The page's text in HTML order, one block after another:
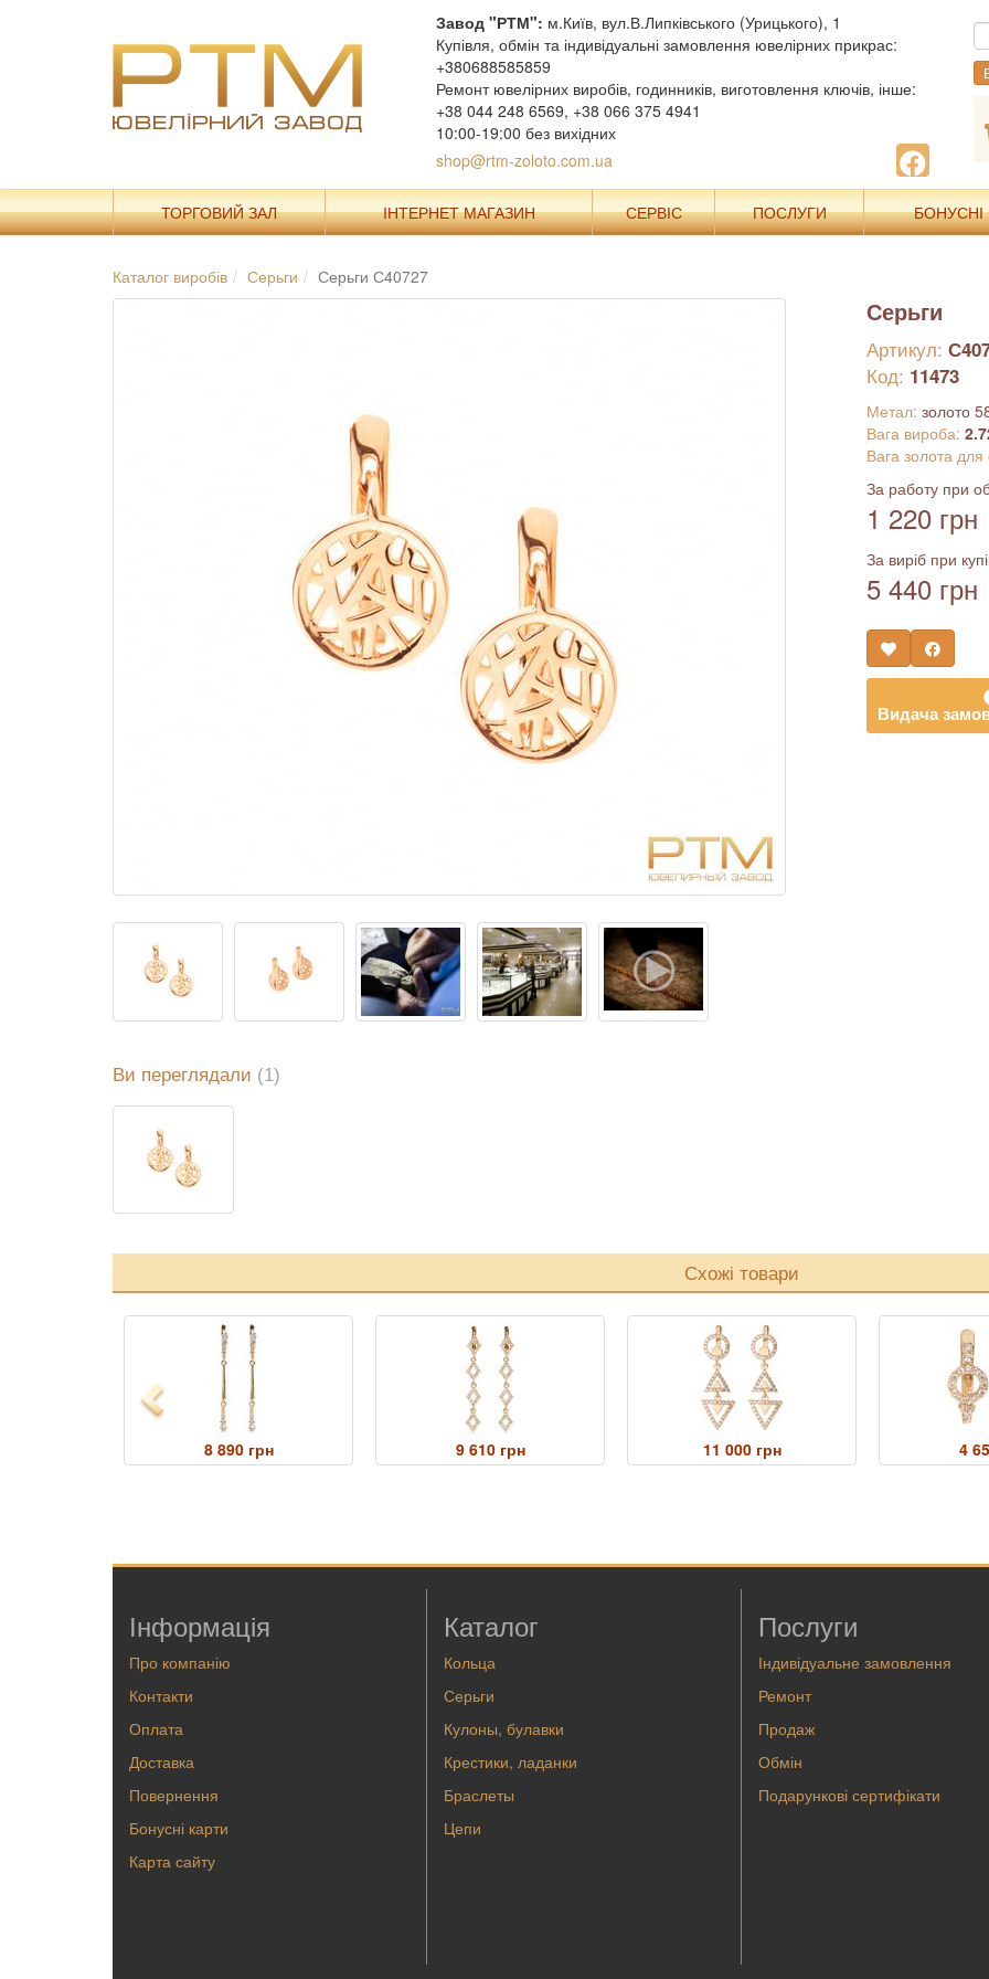
Завод "РТМ": м.Київ, вул.В.Липківського (Урицького), 1
Купівля, обмін та індивідуальні замовлення ювелірних прикрас:
+380688585859
Ремонт ювелірних виробів, годинників, виготовлення ключів, інше:
+38 044 248 6569, +38 066 375 4941
10:00-19:00 без вихідних
shop@rtm-zoloto.com.ua
ТОРГОВИЙ ЗАЛ ІНТЕРНЕТ МАГАЗИН СЕРВІС ПОСЛУГИ БОНУСНІ
Каталог виробів Серьги Серьги С40727
Серьги
Артикул:
Код: 11473
Метал: золото
Вага вироба:
Вага золота для
За работу при
1 220 грн
За виріб при
5 440 грн
Видача
Ви переглядали (1)
Схожі товари
Previous
8 890 грн 9 610 грн 11 000 грн 4
Інформація
Про компанію
Контакти
Оплата
Доставка
Повернення
Бонусні карти
Карта сайту
Каталог
Кольца
Серьги
Кулоны, булавки
Крестики, ладанки
Браслеты
Цепи
Послуги
Індивідуальне замовлення
Ремонт
Продаж
Обмін
Подарункові сертифікати